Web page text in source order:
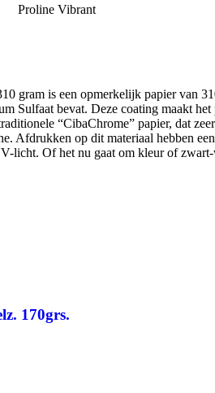
Proline Vibrant
gram is een opmerkelijk papier van
Sulfaat bevat. Deze coating maakt
“CibaChrome” papier, dat
Afdrukken op dit materiaal hebben
licht. Of het nu gaat om kleur of
170grs.